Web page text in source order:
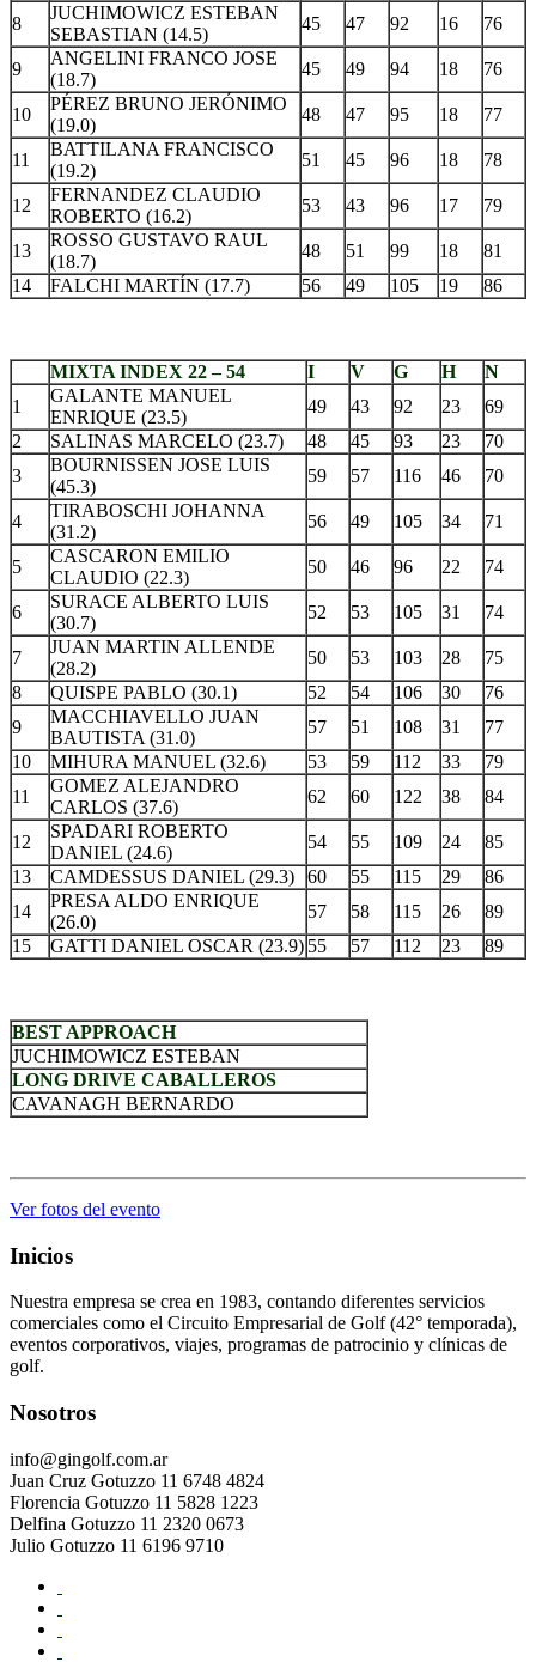
8
JUCHIMOWICZ ESTEBAN
SEBASTIAN (14.5)
45 47 92 16 76
9
ANGELINI FRANCO JOSE
(18.7)
45 49 94 18 76
10
PÉREZ BRUNO JERÓNIMO
(19.0)
48 47 95 18 77
11
BATTILANA FRANCISCO
(19.2)
51 45 96 18 78
12
FERNANDEZ CLAUDIO
ROBERTO (16.2)
53 43 96 17 79
13
ROSSO GUSTAVO RAUL
(18.7)
48 51 99 18
81
14
FALCHI MARTÍN (17.7) 56 49 105 19 86
MIXTA INDEX 22 – 54 I V G H
N
1
GALANTE MANUEL
ENRIQUE (23.5)
49 43 92 23
69
2
SALINAS MARCELO (23.7) 48 45 93 23
70
3
BOURNISSEN JOSE LUIS
(45.3)
59 57 116 46 70
4
TIRABOSCHI JOHANNA
(31.2)
56 49 105 34 71
5
CASCARON EMILIO
CLAUDIO (22.3)
50 46 96 22 74
6
SURACE ALBERTO LUIS
(30.7)
52 53 105 31 74
7
JUAN MARTIN ALLENDE
(28.2)
50 53 103 28
75
8
QUISPE PABLO (30.1) 52 54 106 30
76
9
MACCHIAVELLO JUAN
BAUTISTA (31.0)
57 51 108 31
77
10
MIHURA MANUEL (32.6) 53 59 112 33
79
11
GOMEZ ALEJANDRO
CARLOS (37.6)
62 60 122 38 84
12
SPADARI ROBERTO
DANIEL (24.6)
54 55 109 24
85
13
CAMDESSUS DANIEL (29.3) 60 55 115 29
86
14
PRESA ALDO ENRIQUE
(26.0)
57 58 115 26
89
15
GATTI DANIEL OSCAR (23.9) 55 57 112 23 89
BEST APPROACH
JUCHIMOWICZ ESTEBAN
LONG DRIVE CABALLEROS
CAVANAGH BERNARDO
Ver fotos del evento
Inicios
Nuestra empresa se crea en 1983, contando diferentes servicios
comerciales como el Circuito Empresarial de Golf (42° temporada),
eventos corporativos, viajes, programas de patrocinio y clínicas de
golf.
Nosotros
info@gingolf.com.ar
Juan Cruz Gotuzzo 11 6748 4824
Florencia Gotuzzo 11 5828 1223
Delfina Gotuzzo 11 2320 0673
Julio Gotuzzo 11 6196 9710